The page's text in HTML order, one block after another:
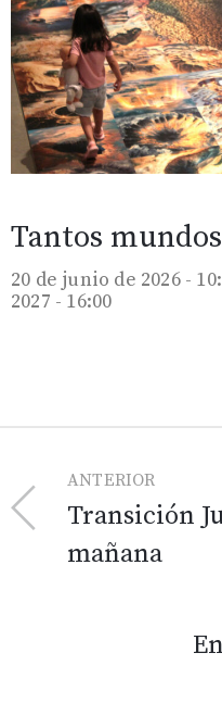
Tantos
20 de junio de 2026 -
2027 - 16:00
ANTERIOR
Transición
mañana